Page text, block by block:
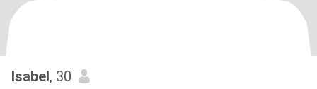
Isabel, 30